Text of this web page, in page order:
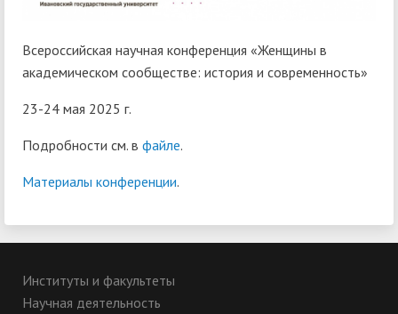
Всероссийская научная конференция «Женщины в
академическом сообществе: история и современность»
23-24 мая 2025 г.
Подробности см. в файле.
Материалы конференции.
Институты и факультеты
Научная деятельность